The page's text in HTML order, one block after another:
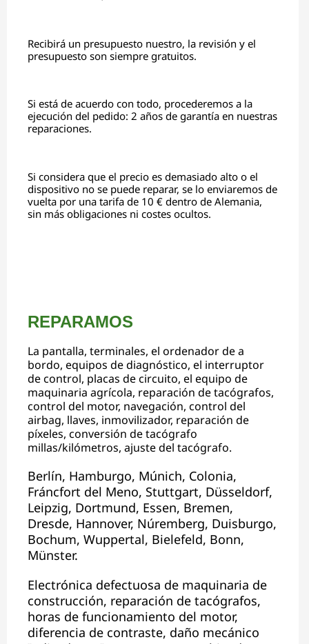
Recibirá un presupuesto nuestro, la revisión y el
presupuesto son siempre gratuitos.
Si está de acuerdo con todo, procederemos a la
ejecución del pedido: 2 años de garantía en nuestras
reparaciones.
Si considera que el precio es demasiado alto o el
dispositivo no se puede reparar, se lo enviaremos de
vuelta por una tarifa de 10 € dentro de Alemania,
sin más obligaciones ni costes ocultos.
REPARAMOS
La pantalla, terminales, el ordenador de a
bordo, equipos de diagnóstico, el interruptor
de control, placas de circuito, el equipo de
maquinaria agrícola, reparación de tacógrafos,
control del motor, navegación, control del
airbag, llaves, inmovilizador, reparación de
píxeles, conversión de tacógrafo
millas/kilómetros, ajuste del tacógrafo.
Berlín, Hamburgo, Múnich, Colonia,
Fráncfort del Meno, Stuttgart, Düsseldorf,
Leipzig, Dortmund, Essen, Bremen,
Dresde, Hannover, Núremberg, Duisburgo,
Bochum, Wuppertal, Bielefeld, Bonn,
Münster.
Electrónica defectuosa de maquinaria de
construcción, reparación de tacógrafos,
horas de funcionamiento del motor,
diferencia de contraste, daño mecánico